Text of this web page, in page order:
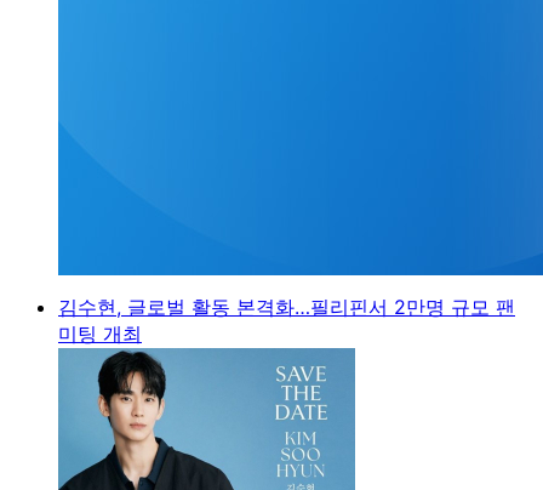
김수현, 글로벌 활동 본격화…필리핀서 2만명 규모 팬
미팅 개최